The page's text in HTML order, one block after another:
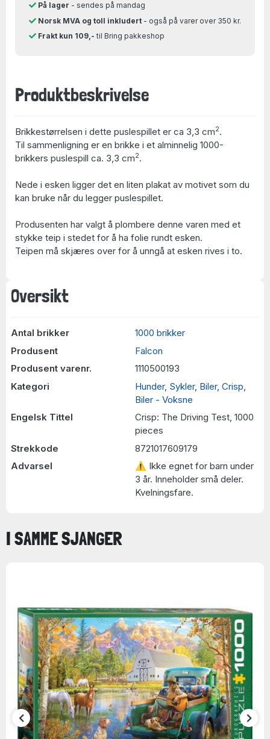
Oversikt
Antal brikker
1000 brikker
Produsent
Falcon
Produsent varenr.
1110500193
Kategori
Hunder, Sykler, Biler, Crisp
Biler - Voksne
Engelsk Tittel
Crisp: The Driving Test, 1000
pieces
Strekkode
8721017609179
Advarsel
⚠ Ikke egnet for barn under
3 år. Inneholder små deler.
Kvelningsfare.
På lager - sendes på mandag
Norsk MVA og toll inkludert- også på varer over 350 kr.
Frakt kun 109,- til Bring pakkeshop
Produktbeskrivelse
Brikkestørrelsen i dette puslespillet er ca 3,3 cm2.
Til sammenligning er en brikke i et alminnelig 1000-
brikkers puslespill ca. 3,3 cm2.
Nede i esken ligger det en liten plakat av motivet som du
kan bruke når du legger puslespillet.
Produsenten har valgt å plombere denne varen med et
stykke teip i stedet for å ha folie rundt esken.
Teipen må skjæres over for å unngå at esken rives i to.
I SAMME SJANGER